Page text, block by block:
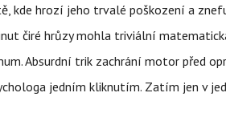
kde hrozí jeho trvalé poškození a
čiré hrůzy mohla triviální
Absurdní trik zachrání motor před
jedním kliknutím. Zatím jen v